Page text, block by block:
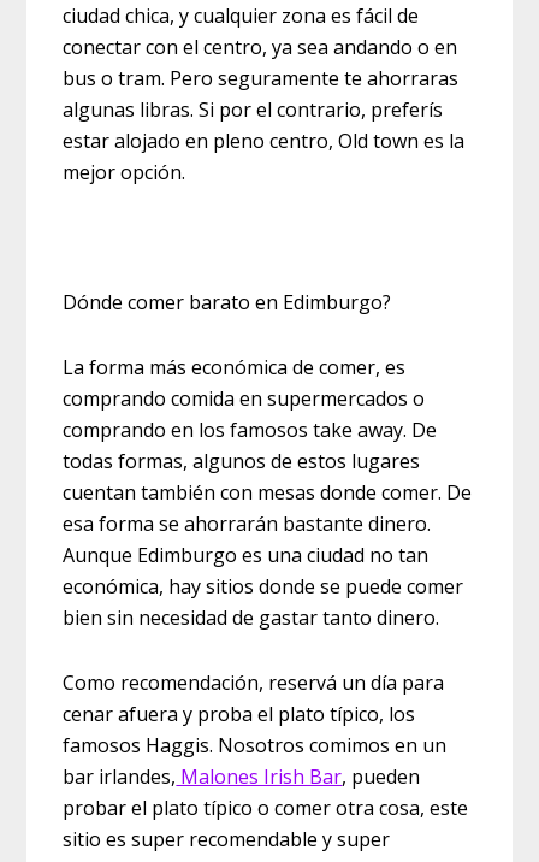
ciudad chica, y cualquier zona es fácil de
conectar con el centro, ya sea andando o en
bus o tram. Pero seguramente te ahorraras
algunas libras. Si por el contrario, preferís
estar alojado en pleno centro, Old town es la
mejor opción.
Dónde comer barato en Edimburgo?
La forma más económica de comer, es
comprando comida en supermercados o
comprando en los famosos take away. De
todas formas, algunos de estos lugares
cuentan también con mesas donde comer. De
esa forma se ahorrarán bastante dinero.
Aunque Edimburgo es una ciudad no tan
económica, hay sitios donde se puede comer
bien sin necesidad de gastar tanto dinero.
Como recomendación, reservá un día para
cenar afuera y proba el plato típico, los
famosos Haggis. Nosotros comimos en un
bar irlandes, Malones Irish Bar, pueden
probar el plato típico o comer otra cosa, este
sitio es super recomendable y super